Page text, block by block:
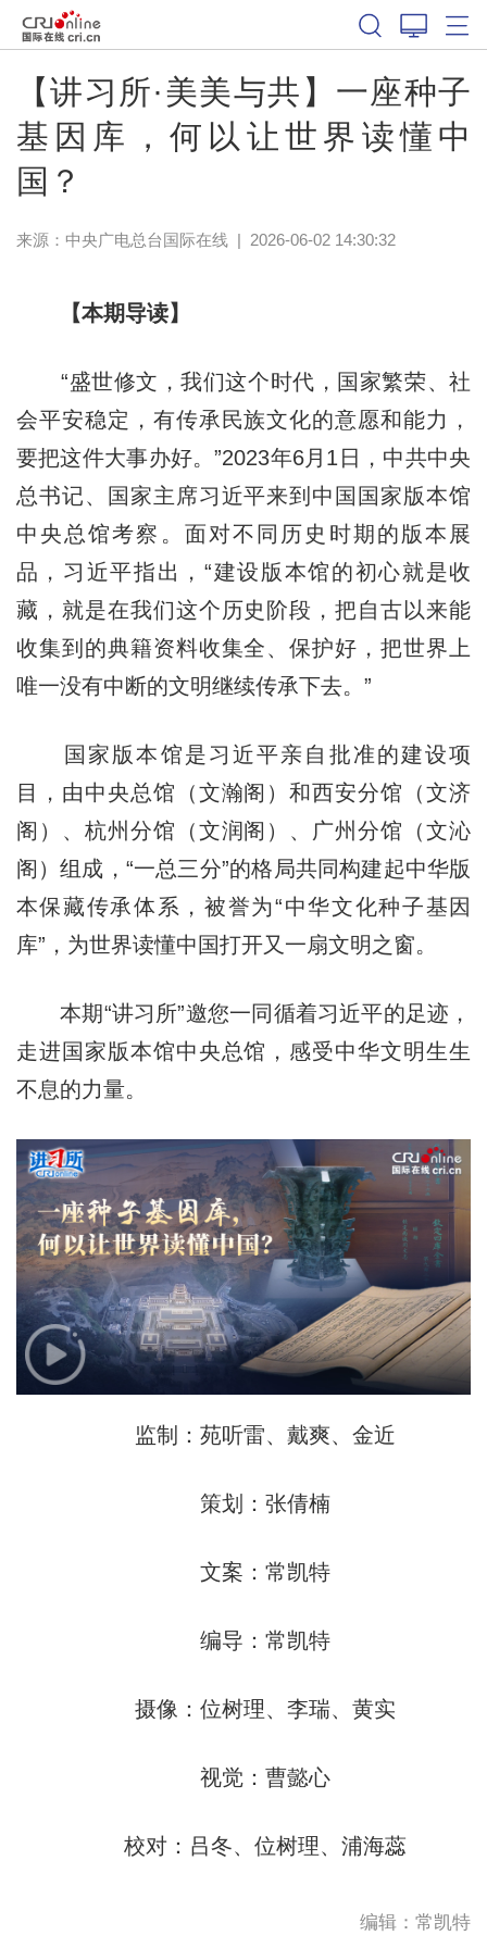
【讲习所·美美与共】一座种子
基因库，何以让世界读懂中
国？
来源： 中央广电总台国际在线| 2026-06-02 14:30:32
【本期导读】
“盛世修文，我们这个时代，国家繁荣、社
会平安稳定，有传承民族文化的意愿和能力，
要把这件大事办好。”2023年6月1日，中共中央
总书记、国家主席习近平来到中国国家版本馆
中央总馆考察。面对不同历史时期的版本展
品，习近平指出，“建设版本馆的初心就是收
藏，就是在我们这个历史阶段，把自古以来能
收集到的典籍资料收集全、保护好，把世界上
唯一没有中断的文明继续传承下去。”
国家版本馆是习近平亲自批准的建设项
目，由中央总馆（文瀚阁）和西安分馆（文济
阁）、杭州分馆（文润阁）、广州分馆（文沁
阁）组成，“一总三分”的格局共同构建起中华版
本保藏传承体系，被誉为“中华文化种子基因
库”，为世界读懂中国打开又一扇文明之窗。
本期“讲习所”邀您一同循着习近平的足迹，
走进国家版本馆中央总馆，感受中华文明生生
不息的力量。
监制：苑听雷、戴爽、金近
策划：张倩楠
文案：常凯特
编导：常凯特
摄像：位树理、李瑞、黄实
视觉：曹懿心
校对：吕冬、位树理、浦海蕊
编辑：常凯特